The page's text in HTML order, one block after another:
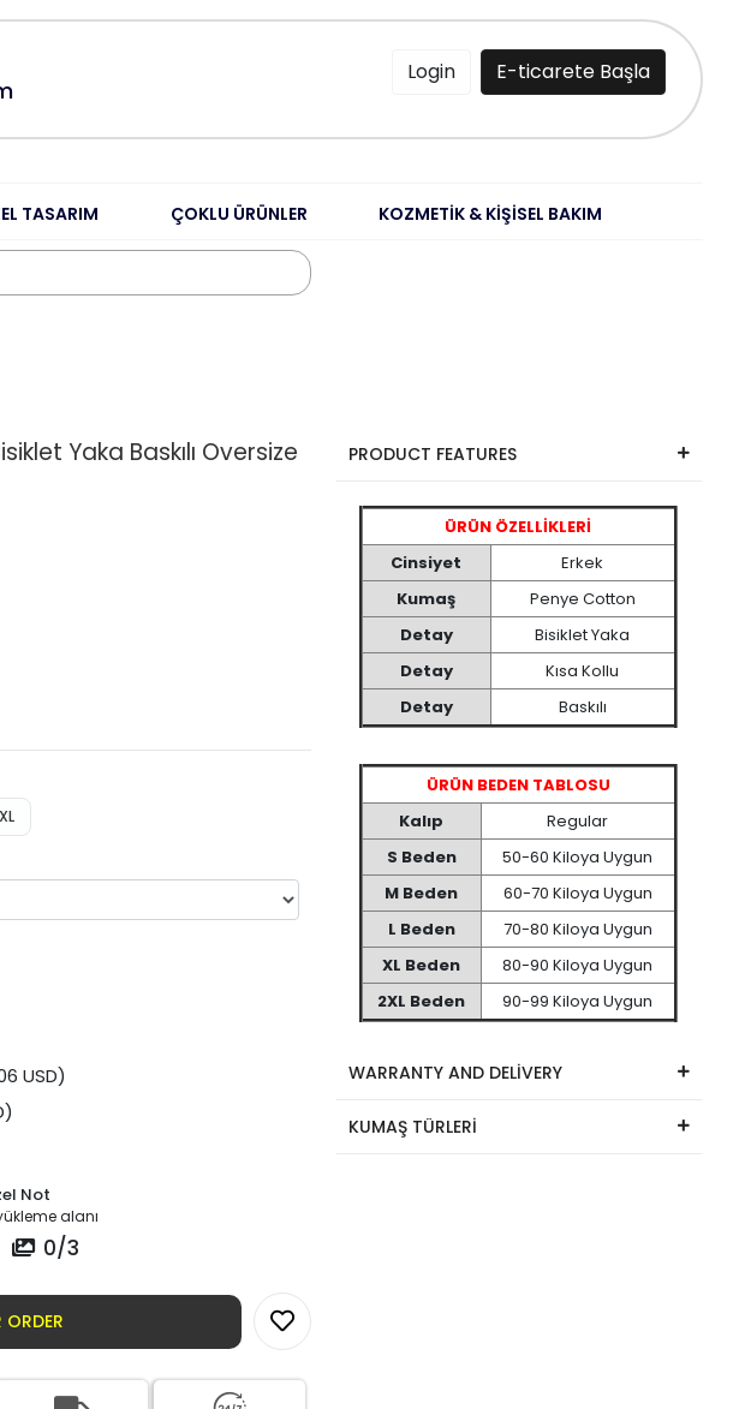
Login E-ticarete Başla
TASARIM ÇOKLU ÜRÜNLER KOZMETİK & KİŞİSEL BAKIM
Yaka Baskılı Oversize
USD)
Not
alanı
0/3
PRODUCT FEATURES
ÜRÜN ÖZELLİKLERİ
Cinsiyet
Erkek
Kumaş
Penye Cotton
Detay
Bisiklet Yaka
Detay
Kısa Kollu
Detay
Baskılı
ÜRÜN BEDEN TABLOSU
Kalıp
Regular
S Beden
50-60 Kiloya Uygun
M Beden
60-70 Kiloya Uygun
L Beden
70-80 Kiloya Uygun
XL Beden
80-90 Kiloya Uygun
2XL Beden
90-99 Kiloya Uygun
WARRANTY AND DELİVERY
KUMAŞ TÜRLERİ